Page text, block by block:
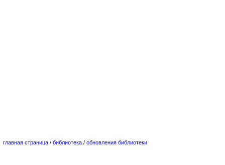
главная страница / библиотека / обновления библиотеки